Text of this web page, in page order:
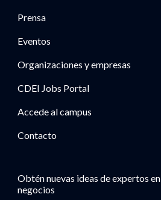
Prensa
Eventos
Organizaciones y empresas
CDEI Jobs Portal
Accede al campus
Contacto
Obtén nuevas ideas de expertos en
negocios